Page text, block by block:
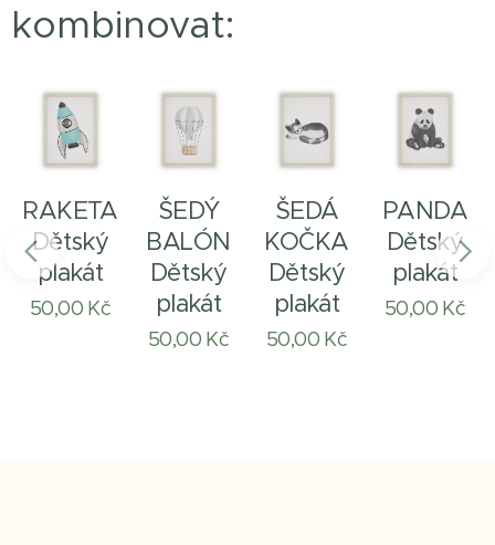
kombinovat:
RAKETA
Dětský
plakát
50,00Kč
ŠEDÝ
BALÓN
Dětský
plakát
50,00Kč
ŠEDÁ
KOČKA
Dětský
plakát
50,00Kč
PANDA
Dětský
plakát
50,00Kč